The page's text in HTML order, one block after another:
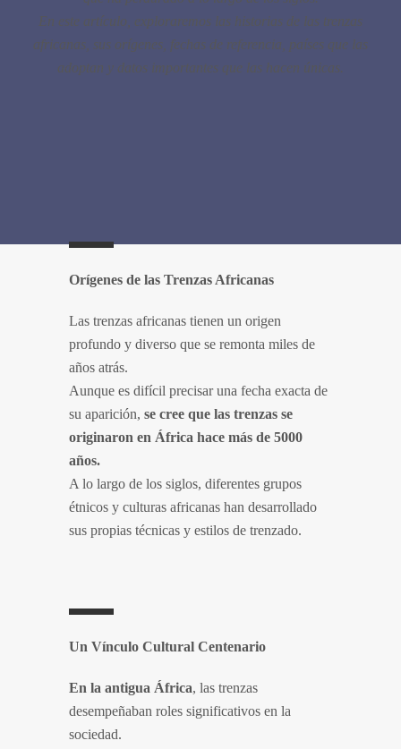
En este artículo, exploraremos las historias de las trenzas
africanas, sus orígenes, fechas de referencia, países que las
adoptan y datos importantes que las hacen únicas.
Orígenes de las Trenzas Africanas
Las trenzas africanas tienen un origen
profundo y diverso que se remonta miles de
años atrás.
Aunque es difícil precisar una fecha exacta de
su aparición, se cree que las trenzas se
originaron en África hace más de 5000
años.
A lo largo de los siglos, diferentes grupos
étnicos y culturas africanas han desarrollado
sus propias técnicas y estilos de trenzado.
Un Vínculo Cultural Centenario
En la antigua África, las trenzas
desempeñaban roles significativos en la
sociedad.